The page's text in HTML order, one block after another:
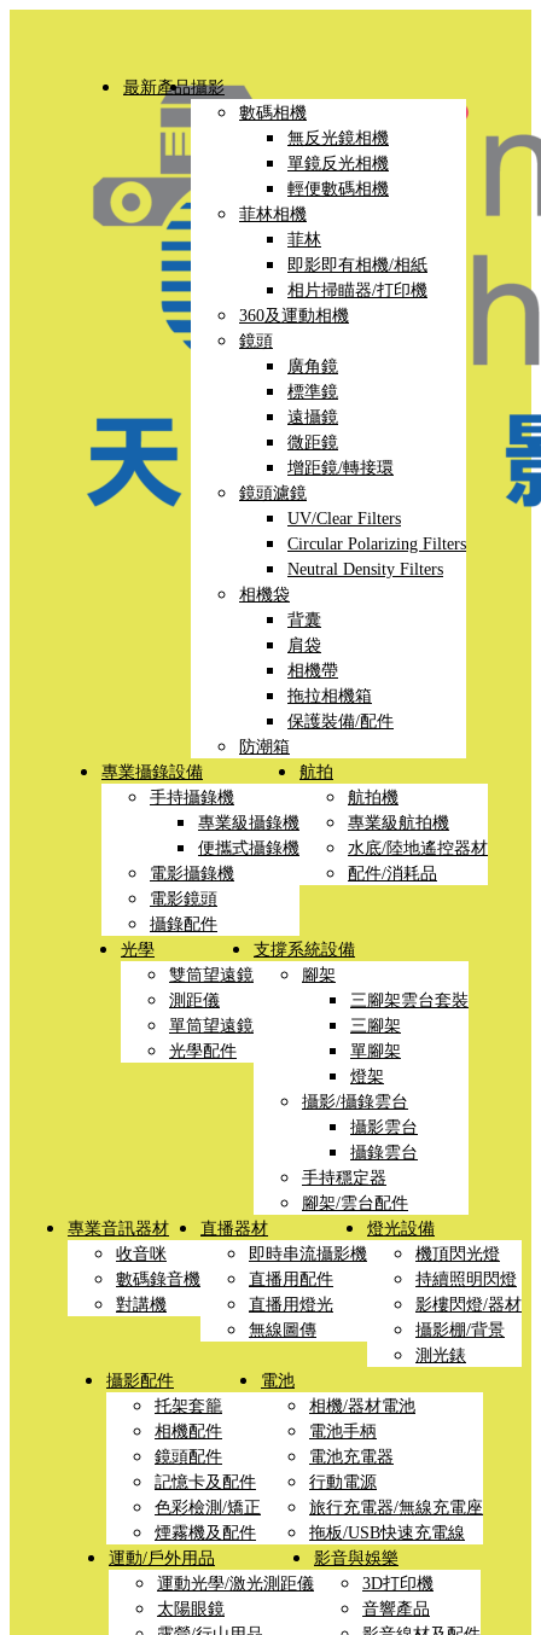
最新產品攝影
數碼相機
無反光鏡相機
單鏡反光相機
輕便數碼相機
菲林相機
菲林
即影即有相機/相紙
相片掃瞄器/打印機
360及運動相機
鏡頭
廣角鏡
標準鏡
遠攝鏡
微距鏡
增距鏡/轉接環
鏡頭濾鏡
UV/Clear Filters
Circular Polarizing Filters
Neutral Density Filters
相機袋
背囊
肩袋
相機帶
拖拉相機箱
保護裝備/配件
防潮箱
專業攝錄設備
手持攝錄機
專業級攝錄機
便攜式攝錄機
電影攝錄機
電影鏡頭
攝錄配件
航拍
航拍機
專業級航拍機
水底/陸地遙控器材
配件/消耗品
光學
雙筒望遠鏡
測距儀
單筒望遠鏡
光學配件
支撐系統設備
腳架
三腳架雲台套裝
三腳架
單腳架
燈架
攝影/攝錄雲台
攝影雲台
攝錄雲台
手持穩定器
腳架/雲台配件
專業音訊器材
收音咪
數碼錄音機
對講機
直播器材
即時串流攝影機
直播用配件
直播用燈光
無線圖傳
燈光設備
機頂閃光燈
持續照明閃燈
影樓閃燈/器材
攝影棚/背景
測光錶
攝影配件
托架套籠
相機配件
鏡頭配件
記憶卡及配件
色彩檢測/矯正
煙霧機及配件
電池
相機/器材電池
電池手柄
電池充電器
行動電源
旅行充電器/無線充電座
拖板/USB快速充電線
運動/戶外用品
運動光學/激光測距儀
太陽眼鏡
影音與娛樂
3D打印機
音響產品